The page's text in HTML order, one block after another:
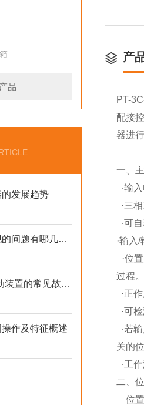
品
发展趋势
隔爆型电动闸阀易出现的问题有哪几类？
一文与您分享DZW电动装置的常见故障解决方法
作及特征概述
产
PT-
配接
器进
一、
·输
·三
·可
·输入/
·位
过程。
·正
·可
·若
关的
·工
二、
位